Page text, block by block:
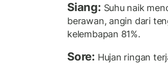
Siang: Suhu naik
berawan, angin dari
kelembapan 81%.
Sore: Hujan ringan